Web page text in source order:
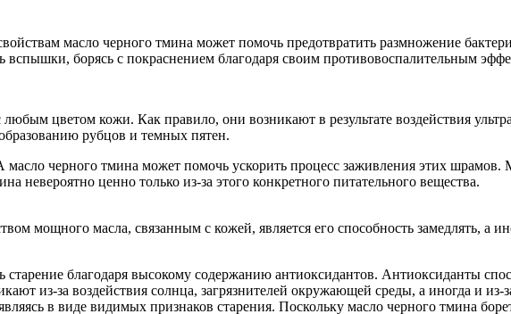
масло черного тмина может помочь предотвратить размножение
борясь с покраснением благодаря своим противовоспалительным
цветом кожи. Как правило, они возникают в результате воздействия
рубцов и темных пятен.
масло черного тмина может помочь ускорить процесс заживления этих
невероятно ценно только из-за этого конкретного питательного вещества.
мощного масла, связанным с кожей, является его способность замедлять, а
старение благодаря высокому содержанию антиоксидантов. Антиоксиданты
из-за воздействия солнца, загрязнителей окружающей среды, а иногда и
в виде видимых признаков старения. Поскольку масло черного тмина